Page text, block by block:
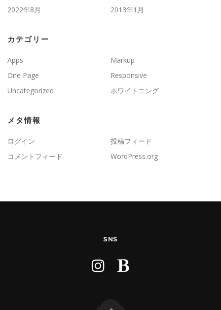
2022年8月
2013年1月
カテゴリー
Apps
Markup
One Page
Responsive
Uncategorized
ホワイトニング
メタ情報
ログイン
投稿フィード
コメントフィード
WordPress.org
SNS